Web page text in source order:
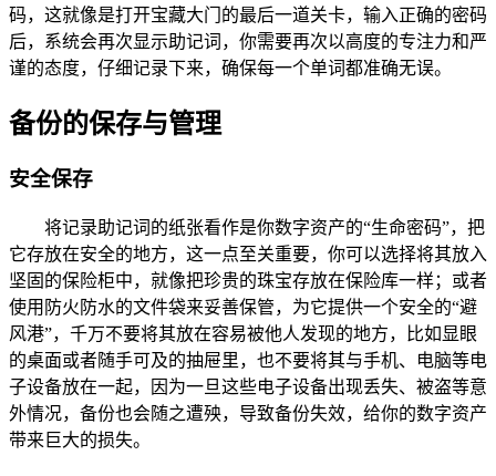
码，这就像是打开宝藏大门的最后一道关卡，输入正确的密码
后，系统会再次显示助记词，你需要再次以高度的专注力和严
谨的态度，仔细记录下来，确保每一个单词都准确无误。
备份的保存与管理
安全保存
将记录助记词的纸张看作是你数字资产的“生命密码”，把
它存放在安全的地方，这一点至关重要，你可以选择将其放入
坚固的保险柜中，就像把珍贵的珠宝存放在保险库一样；或者
使用防火防水的文件袋来妥善保管，为它提供一个安全的“避
风港”，千万不要将其放在容易被他人发现的地方，比如显眼
的桌面或者随手可及的抽屉里，也不要将其与手机、电脑等电
子设备放在一起，因为一旦这些电子设备出现丢失、被盗等意
外情况，备份也会随之遭殃，导致备份失效，给你的数字资产
带来巨大的损失。